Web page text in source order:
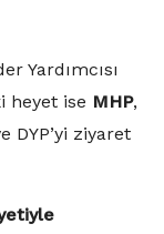
Yardımcısı
heyet ise MHP,
DYP’yi ziyaret